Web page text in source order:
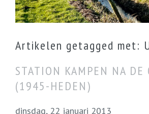
Zwolle maart 2025
Artikelen getagged met:
STATION KAMPEN NA DE
(1945-HEDEN)
dinsdag, 22 januari 2013